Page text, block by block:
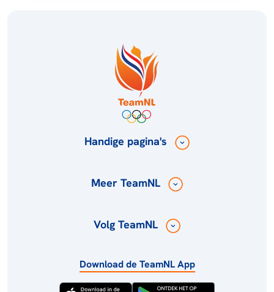
Handige pagina's
Meer TeamNL
Volg TeamNL
Download de TeamNL App